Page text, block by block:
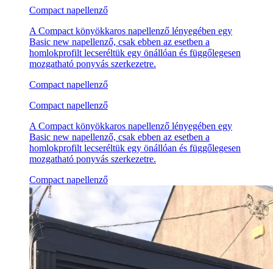
Compact napellenző
A Compact könyökkaros napellenző lényegében egy
Basic new napellenző, csak ebben az esetben a
homlokprofilt lecseréltük egy önállóan és függőlegesen
mozgatható ponyvás szerkezetre.
Compact napellenző
Compact napellenző
A Compact könyökkaros napellenző lényegében egy
Basic new napellenző, csak ebben az esetben a
homlokprofilt lecseréltük egy önállóan és függőlegesen
mozgatható ponyvás szerkezetre.
Compact napellenző